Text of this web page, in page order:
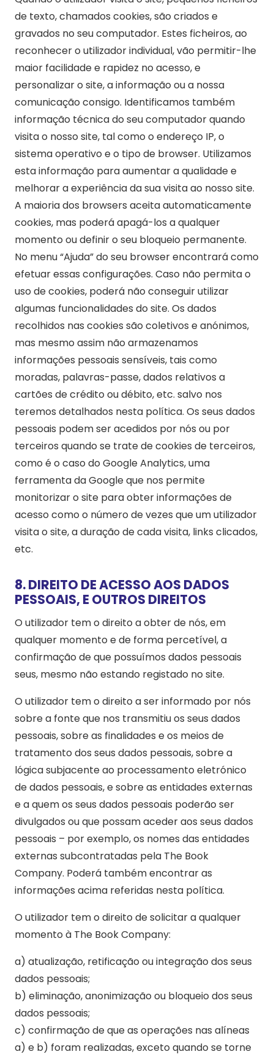
de texto, chamados cookies, são criados e
gravados no seu computador. Estes ficheiros, ao
reconhecer o utilizador individual, vão permitir-lhe
maior facilidade e rapidez no acesso, e
personalizar o site, a informação ou a nossa
comunicação consigo. Identificamos também
informação técnica do seu computador quando
visita o nosso site, tal como o endereço IP, o
sistema operativo e o tipo de browser. Utilizamos
esta informação para aumentar a qualidade e
melhorar a experiência da sua visita ao nosso site.
A maioria dos browsers aceita automaticamente
cookies, mas poderá apagá-los a qualquer
momento ou definir o seu bloqueio permanente.
No menu “Ajuda” do seu browser encontrará como
efetuar essas configurações. Caso não permita o
uso de cookies, poderá não conseguir utilizar
algumas funcionalidades do site. Os dados
recolhidos nas cookies são coletivos e anónimos,
mas mesmo assim não armazenamos
informações pessoais sensíveis, tais como
moradas, palavras-passe, dados relativos a
cartões de crédito ou débito, etc. salvo nos
teremos detalhados nesta política. Os seus dados
pessoais podem ser acedidos por nós ou por
terceiros quando se trate de cookies de terceiros,
como é o caso do Google Analytics, uma
ferramenta da Google que nos permite
monitorizar o site para obter informações de
acesso como o número de vezes que um utilizador
visita o site, a duração de cada visita, links clicados,
etc.
8. DIREITO DE ACESSO AOS DADOS
PESSOAIS, E OUTROS DIREITOS
O utilizador tem o direito a obter de nós, em
qualquer momento e de forma percetível, a
confirmação de que possuímos dados pessoais
seus, mesmo não estando registado no site.
O utilizador tem o direito a ser informado por nós
sobre a fonte que nos transmitiu os seus dados
pessoais, sobre as finalidades e os meios de
tratamento dos seus dados pessoais, sobre a
lógica subjacente ao processamento eletrónico
de dados pessoais, e sobre as entidades externas
e a quem os seus dados pessoais poderão ser
divulgados ou que possam aceder aos seus dados
pessoais – por exemplo, os nomes das entidades
externas subcontratadas pela The Book
Company. Poderá também encontrar as
informações acima referidas nesta política.
O utilizador tem o direito de solicitar a qualquer
momento à The Book Company:
a) atualização, retificação ou integração dos seus
dados pessoais;
b) eliminação, anonimização ou bloqueio dos seus
dados pessoais;
c) confirmação de que as operações nas alíneas
a) e b) foram realizadas, exceto quando se torne